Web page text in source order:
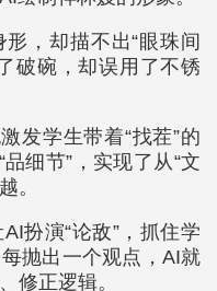
，却描不出“眼珠间
破碗，却误用了不锈
发学生带着“找茬”的
细节”，实现了从“文
。
扮演“论敌”，抓住学
抛出一个观点，AI就
修正逻辑。